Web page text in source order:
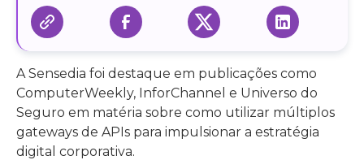
A Sensedia foi destaque em publicações como
ComputerWeekly, InforChannel e Universo do
Seguro em matéria sobre como utilizar múltiplos
gateways de APIs para impulsionar a estratégia
digital corporativa.